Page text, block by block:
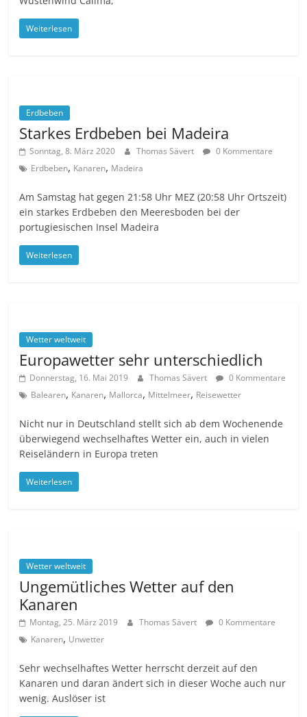
Weiterlesen
Erdbeben
Starkes Erdbeben bei Madeira
Sonntag, 8. März 2020 Thomas Sävert
0 Kommentare
Erdbeben, Kanaren, Madeira
Am Samstag hat gegen 21:58 Uhr MEZ (20:58 Uhr Ortszeit)
ein starkes Erdbeben den Meeresboden bei der
portugiesischen Insel Madeira
Weiterlesen
Wetter weltweit
Europawetter sehr unterschiedlich
Donnerstag, 16. Mai 2019 Thomas Sävert
0 Kommentare
Balearen, Kanaren, Mallorca, Mittelmeer, Reisewetter
Nicht nur in Deutschland stellt sich ab dem Wochenende
überwiegend wechselhaftes Wetter ein, auch in vielen
Reiseländern in Europa treten
Weiterlesen
Wetter weltweit
Ungemütliches Wetter auf den
Kanaren
Montag, 25. März 2019 Thomas Sävert
0 Kommentare
Kanaren, Unwetter
Sehr wechselhaftes Wetter herrscht derzeit auf den
Kanaren und daran ändert sich in dieser Woche auch nur
wenig. Auslöser ist